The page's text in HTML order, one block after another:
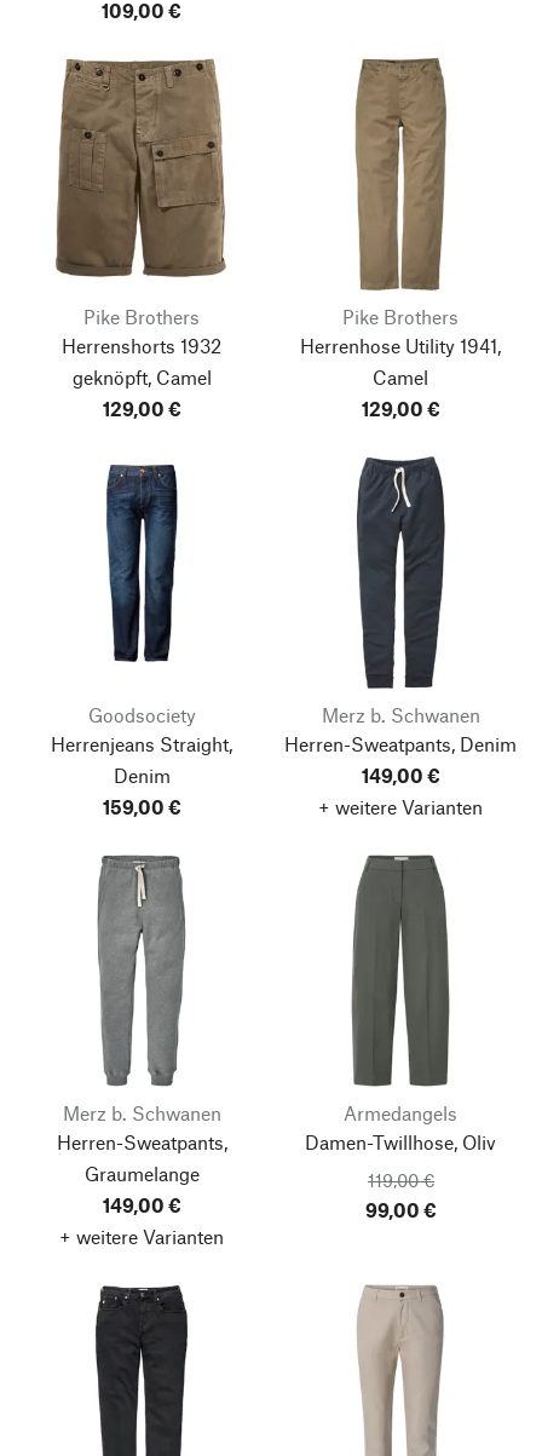
109,00 €
Pike Brothers
Herrenshorts 1932
geknöpft, Camel
129,00 €
Pike Brothers
Herrenhose Utility 1941,
Camel
129,00 €
Goodsociety
Herrenjeans Straight,
Denim
159,00 €
Merz b. Schwanen
Herren-Sweatpants, Denim
149,00 €
+ weitere Varianten
Merz b. Schwanen
Herren-Sweatpants,
Graumelange
149,00 €
+ weitere Varianten
Armedangels
Damen-Twillhose, Oliv
119,00 €
99,00 €
Nach oben